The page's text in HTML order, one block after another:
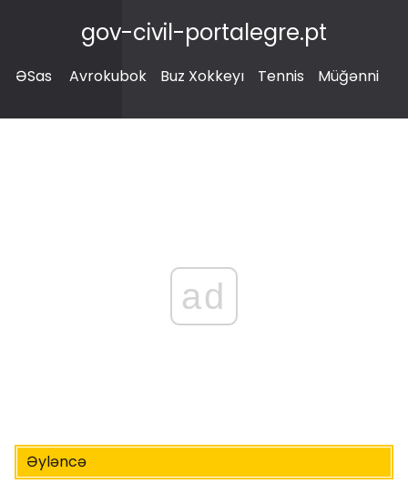
gov-civil-portalegre.pt
ƏSas Avrokubok Buz Xokkeyı Tennis Müğənni
ad
Əyləncə